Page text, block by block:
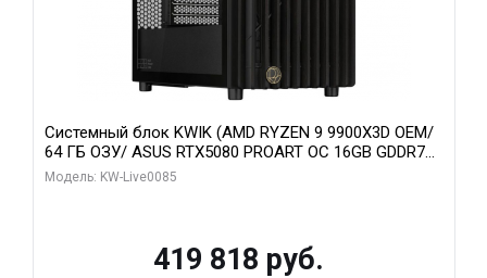
Системный блок KWIK (AMD RYZEN 9 9900X3D OEM/
64 ГБ ОЗУ/ ASUS RTX5080 PROART OC 16GB GDDR7
256bit Type-C DP 2/ 960 ГБ SSD)
Модель: KW-Live0085
419 818 руб.